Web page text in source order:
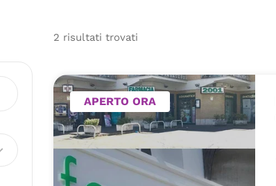
2 risultati trovati
APERTO ORA